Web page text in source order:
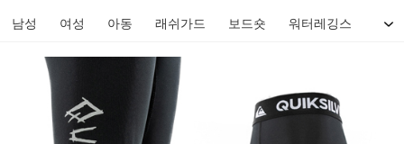
남성 여성 아동 래쉬가드 보드숏 워터레깅스 비
메뉴